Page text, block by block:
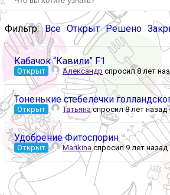
Фильтр: Все Открыт Решено
Кабачок “Кавили” F1
Открыт Александр спросил 8 лет
Тоненькие стебелечки
Открыт Татьянаспросил 8 лет назад
Удобрение Фитоспорин
Открыт Marikina спросил 9 лет назад